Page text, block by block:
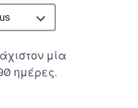
μία
ημέρες.